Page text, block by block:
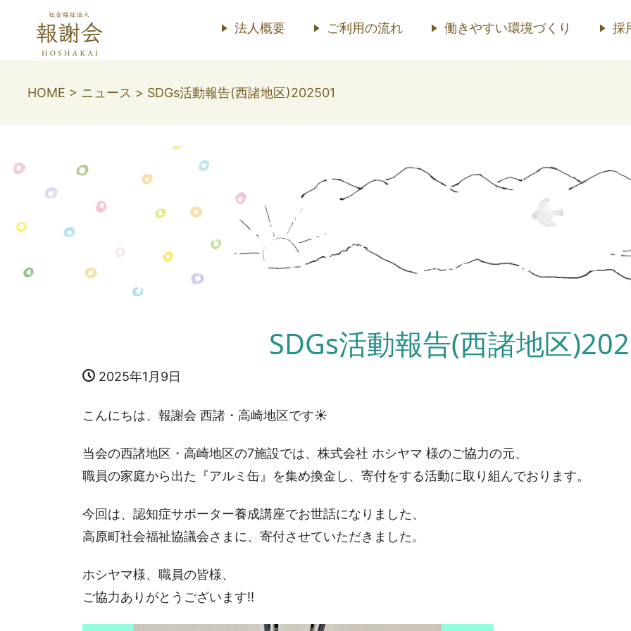
法人概要 ご利用の流れ 働きやすい環境づくり 採
HOME > ニュース > SDGs活動報告(西諸地区)202501
SDGs活動報告(西諸地区
2025年1月9日
こんにちは、報謝会 西諸・高崎地区です☀
当会の西諸地区・高崎地区の7施設では、株式会社 ホシヤマ 様のご協力の元、
職員の家庭から出た『アルミ缶』を集め換金し、寄付をする活動に取り組んでおります。
今回は、認知症サポーター養成講座でお世話になりました、
高原町社会福祉協議会さまに、寄付させていただきました。
ホシヤマ様、職員の皆様、
ご協力ありがとうございます!!